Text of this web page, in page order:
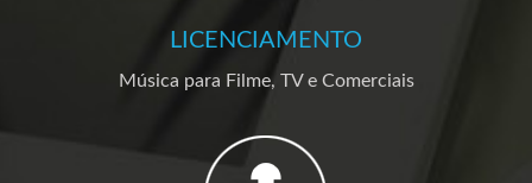
LICENCIAMENTO
Música para Filme, TV e Comerciais